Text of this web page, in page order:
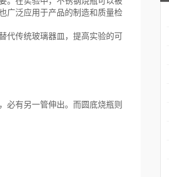
广泛应用于产品的制造和质量检
代传统玻璃器皿，提高实验的可
必有另一管伸出。而圆底烧瓶则